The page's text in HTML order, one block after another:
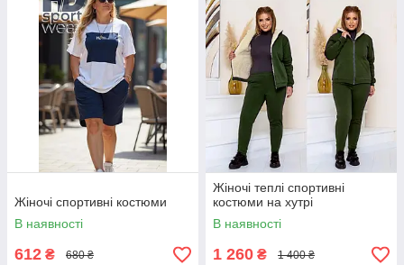
Жіночі спортивні костюми
В наявності
612 ₴ 680 ₴
Жіночі теплі спортивні
костюми на хутрі
В наявності
1 260 ₴ 1 400 ₴